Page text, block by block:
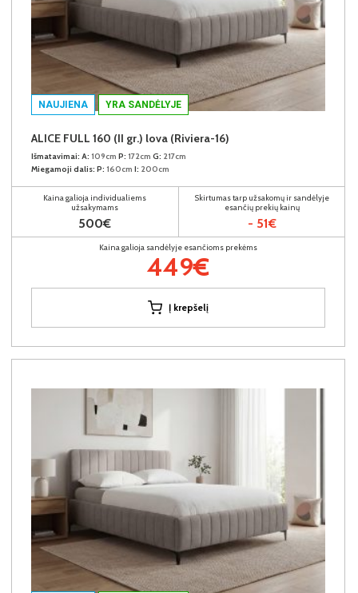
NAUJIENA YRA SANDĖLYJE
ALICE FULL 160 (II gr.) lova (Riviera-16)
Išmatavimai: A: 109cm P: 172cm G: 217cm
Miegamoji dalis: P: 160cm I: 200cm
Kaina galioja individualiems
užsakymams
500€
Skirtumas tarp užsakomų ir sandėlyje
esančių prekių kainų
- 51€
Kaina galioja sandėlyje esančioms prekėms
449€
Į krepšelį